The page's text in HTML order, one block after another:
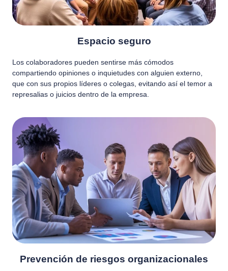
Espacio seguro
Los colaboradores pueden sentirse más cómodos
compartiendo opiniones o inquietudes con alguien externo,
que con sus propios líderes o colegas, evitando así el temor a
represalias o juicios dentro de la empresa.
Prevención de riesgos organizacionales